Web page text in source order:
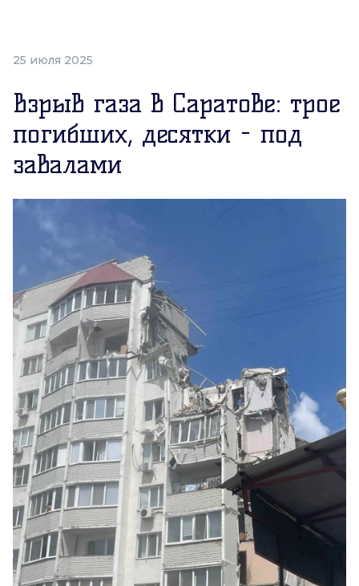
25 июля 2025
Взрыв газа в Саратове: трое
погибших, десятки - под
завалами